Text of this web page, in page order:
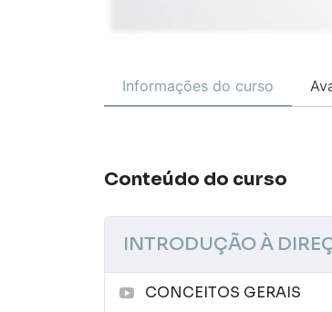
Informações do curso
Conteúdo do curso
INTRODUÇÃO À
CONCEITOS GERAIS